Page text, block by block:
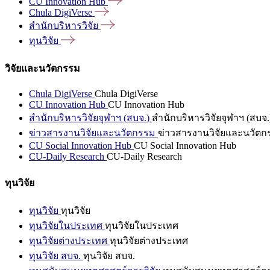
Chula DigiVerse
สำนักบริหารวิจัย
ทุนวิจัย
วิจัยและนวัตกรรม
Chula DigiVerse Chula DigiVerse
CU Innovation Hub CU Innovation Hub
สำนักบริหารวิจัยจุฬาฯ (สบจ.) สำนักบริหารวิจัยจุฬาฯ (สบจ
ข่าวสารงานวิจัยและนวัตกรรม ข่าวสารงานวิจัยและนวัตก
CU Social Innovation Hub CU Social Innovation Hub
CU-Daily Research CU-Daily Research
ทุนวิจัย
ทุนวิจัย ทุนวิจัย
ทุนวิจัยในประเทศ ทุนวิจัยในประเทศ
ทุนวิจัยต่างประเทศ ทุนวิจัยต่างประเทศ
ทุนวิจัย สบจ. ทุนวิจัย สบจ.